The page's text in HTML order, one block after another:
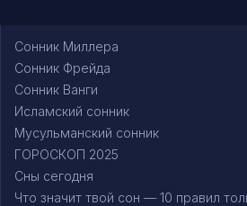
Сонник Миллера
Сонник Фрейда
Сонник Ванги
Исламский сонник
Мусульманский сонник
ГОРОСКОП 2025
Сны сегодня
Что значит твой сон — 10 правил